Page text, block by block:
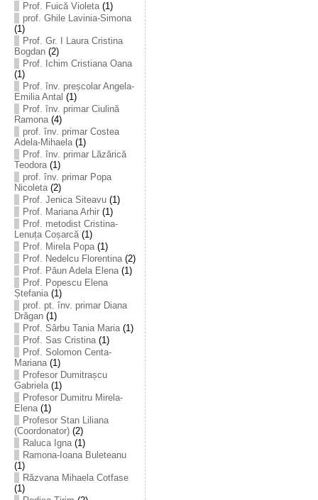
Prof. Fuică Violeta(1)
prof. Ghile Lavinia-Simona
(1)
Prof. Gr. I Laura Cristina
Bogdan(2)
Prof. Ichim Cristiana Oana
(1)
Prof. înv. preșcolar Angela-
Emilia Antal (1)
Prof. înv. primar Ciulină
Ramona(4)
prof. înv. primar Costea
Adela-Mihaela(1)
Prof. înv. primar Lăzărică
Teodora(1)
prof. înv. primar Popa
Nicoleta(2)
Prof. Jenica Siteavu(1)
Prof. Mariana Arhir(1)
Prof. metodist Cristina-
Lenuța Coșarcă(1)
Prof. Mirela Popa(1)
Prof. Nedelcu Florentina(2)
Prof. Păun Adela Elena(1)
Prof. Popescu Elena
Ștefania(1)
prof. pt. înv. primar Diana
Drăgan(1)
Prof. Sârbu Tania Maria(1)
Prof. Sas Cristina(1)
Prof. Solomon Centa-
Mariana(1)
Profesor Dumitrașcu
Gabriela(1)
Profesor Dumitru Mirela-
Elena(1)
Profesor Stan Liliana
(Coordonator)(2)
Raluca Igna(1)
Ramona-Ioana Buleteanu
(1)
Răzvana Mihaela Cotfase
(1)